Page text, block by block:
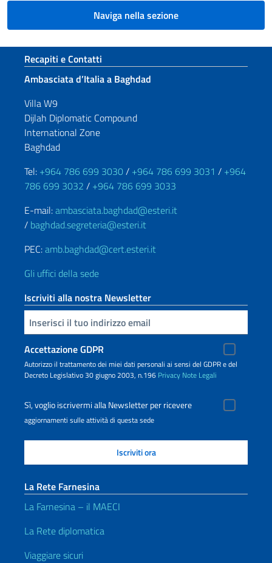
Naviga nella sezione
Sezione footer
Recapiti e Contatti
Ambasciata d’Italia a Baghdad
Villa W9
Dijlah Diplomatic Compound
International Zone
Baghdad
Tel: +964 786 699 3030/ +964 786 699 3031 / +964
786 699 3032 / +964 786 699 3033
E-mail:ambasciata.baghdad@esteri.it
/ baghdad.segreteria@esteri.it
PEC:amb.baghdad@cert.esteri.it
Gli uffici della sede
Iscriviti alla nostra Newsletter
Inserisci la tua email
Accettazione GDPR
Autorizzo il trattamento dei miei dati personali ai sensi del GDPR e del
Decreto Legislativo 30 giugno 2003, n.196 Privacy Note Legali
Sì, voglio iscrivermi alla Newsletter per ricevere
aggiornamenti sulle attività di questa sede
La Rete Farnesina
La Farnesina – il MAECI
La Rete diplomatica
Viaggiare sicuri